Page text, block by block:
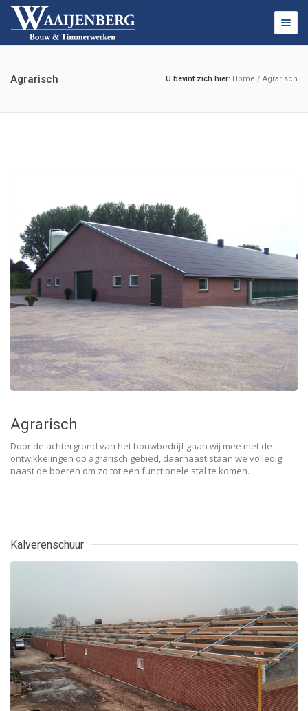
Agrarisch U bevint zich hier: Home / Agrarisch
Agrarisch
Door de achtergrond van het bouwbedrijf gaan wij mee met de
ontwikkelingen op agrarisch gebied, daarnaast staan we volledig
naast de boeren om zo tot een functionele stal te komen.
Kalverenschuur